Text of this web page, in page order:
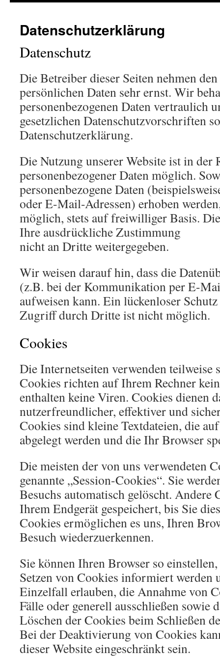
Datenschutzerklärung
Datenschutz
Die Betreiber dieser Seiten nehmen
persönlichen Daten sehr ernst. Wir
personenbezogenen Daten vertraulich
gesetzlichen Datenschutzvorschriften
Datenschutzerklärung.
Die Nutzung unserer Website ist in der
personenbezogener Daten möglich.
personenbezogene Daten
oder E-Mail-Adressen) erhoben
möglich, stets auf freiwilliger Basis.
Ihre ausdrückliche Zustimmung
nicht an Dritte weitergegeben.
Wir weisen darauf hin, dass die
(z.B. bei der Kommunikation per E-
aufweisen kann. Ein lückenloser
Zugriff durch Dritte ist nicht möglich.
Cookies
Die Internetseiten verwenden teilweise
Cookies richten auf Ihrem Rechner
enthalten keine Viren. Cookies dienen
nutzerfreundlicher, effektiver und
Cookies sind kleine Textdateien, die
abgelegt werden und die Ihr Browser
Die meisten der von uns verwendeten
genannte „Session-Cookies“. Sie
Besuchs automatisch gelöscht. Andere
Ihrem Endgerät gespeichert, bis Sie
Cookies ermöglichen es uns, Ihren
Besuch wiederzuerkennen.
Sie können Ihren Browser so einstellen,
Setzen von Cookies informiert werden
Einzelfall erlauben, die Annahme von
Fälle oder generell ausschließen sowie
Löschen der Cookies beim Schließen
Bei der Deaktivierung von Cookies
dieser Website eingeschränkt sein.